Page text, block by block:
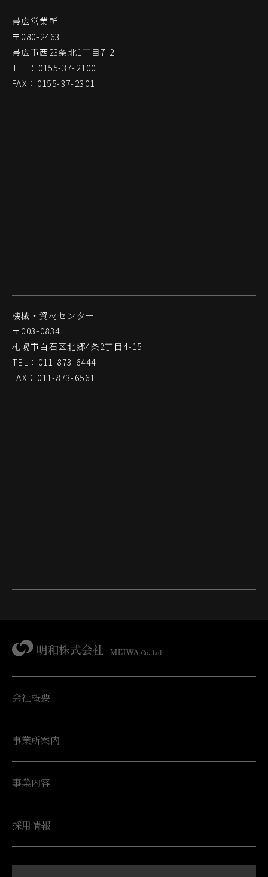
帯広営業所
〒080-2463
帯広市西23条北1丁目7-2
TEL：0155-37-2100
FAX：0155-37-2301
機械・資材センター
〒003-0834
札幌市白石区北郷4条2丁目4-15
TEL：011-873-6444
FAX：011-873-6561
会社概要
事業所案内
事業内容
採用情報